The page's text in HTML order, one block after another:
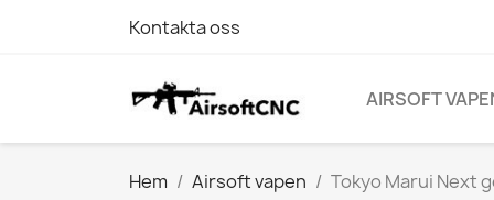
Kontakta oss
AIRSOFT
Hem Airsoft vapen Tokyo Marui Next